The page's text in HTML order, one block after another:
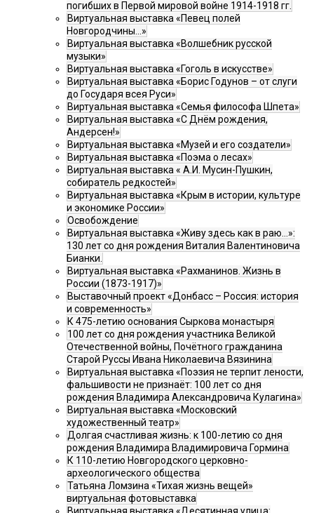
погибших в Первой мировой войне 1914-1918 гг.
Виртуальная выставка «Певец полей
Новгородчины…»
Виртуальная выставка «Волшебник русской
музыки»
Виртуальная выставка «Гоголь в искусстве»
Виртуальная выставка «Борис Годунов – от слуги
до Государя всея Руси»
Виртуальная выставка «Семья философа Шпета»
Виртуальная выставка «С Днём рождения,
Андерсен!»
Виртуальная выставка «Музей и его создатели»
Виртуальная выставка «Поэма о лесах»
Виртуальная выставка « А.И. Мусин-Пушкин,
собиратель редкостей»
Виртуальная выставка «Крым в истории, культуре
и экономике России»
Освобождение
Виртуальная выставка «Живу здесь как в раю…»:
130 лет со дня рождения Виталия Валентиновича
Бианки.
Виртуальная выставка «Рахманинов. Жизнь в
России (1873-1917)»
Выставочный проект «Донбасс – Россия: история
и современность»
К 475-летию основания Сыркова монастыря
100 лет со дня рождения участника Великой
Отечественной войны, Почётного гражданина
Старой Руссы Ивана Николаевича Вязинина
Виртуальная выставка «Поэзия не терпит лености,
фальшивости не признаёт: 100 лет со дня
рождения Владимира Александровича Кулагина»
Виртуальная выставка «Московский
художественный театр»
Долгая счастливая жизнь: к 100-летию со дня
рождения Владимира Владимировича Гормина
К 110-летию Новгородского церковно-
археологического общества
Татьяна Ломзина «Тихая жизнь вещей»
виртуальная фотовыставка